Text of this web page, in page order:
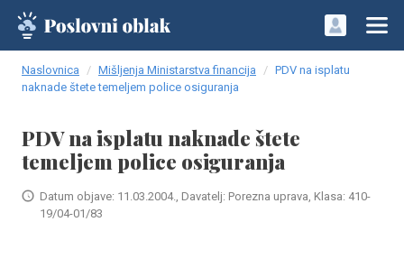
Naslovnica Mišljenja Ministarstva financija
PDV na isplatu
naknade štete temeljem police osiguranja
PDV na isplatu naknade štete
temeljem police osiguranja
Datum objave: 11.03.2004., Davatelj: Porezna uprava, Klasa: 410-
19/04-01/83